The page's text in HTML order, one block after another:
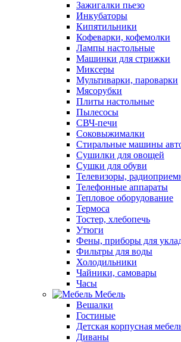
Зажигалки пьезо
Инкубаторы
Кипятильники
Кофеварки, кофемолки
Лампы настольные
Машинки для стрижки
Миксеры
Мультиварки, пароварки
Мясорубки
Плиты настольные
Пылесосы
СВЧ-печи
Соковыжималки
Стиральные машины
Сушилки для овощей
Сушки для обуви
Телевизоры,
Телефонные аппараты
Тепловое оборудование
Термоса
Тостер, хлебопечь
Утюги
Фены, приборы для
Фильтры для воды
Холодильники
Чайники, самовары
Часы
Мебель
Вешалки
Гостиные
Детская корпусная
Диваны